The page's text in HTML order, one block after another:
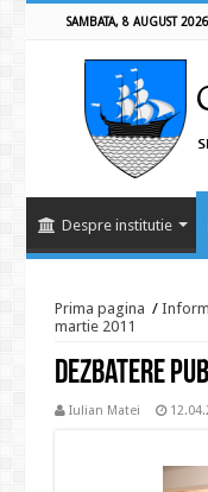
SAMBATA, 8 AUGUST 2026
Despre institutie
Prima pagina /
martie 2011
Dezbatere
Iulian Matei